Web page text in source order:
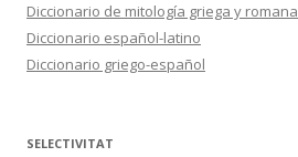
Diccionario de mitología griega y romana
Diccionario español-latino
Diccionario griego-español
SELECTIVITAT